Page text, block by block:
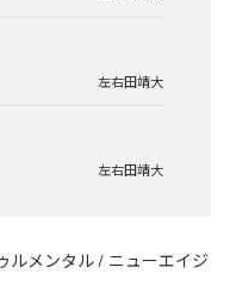
左右田靖大
左右田靖大
ルメンタル / ニューエイジ